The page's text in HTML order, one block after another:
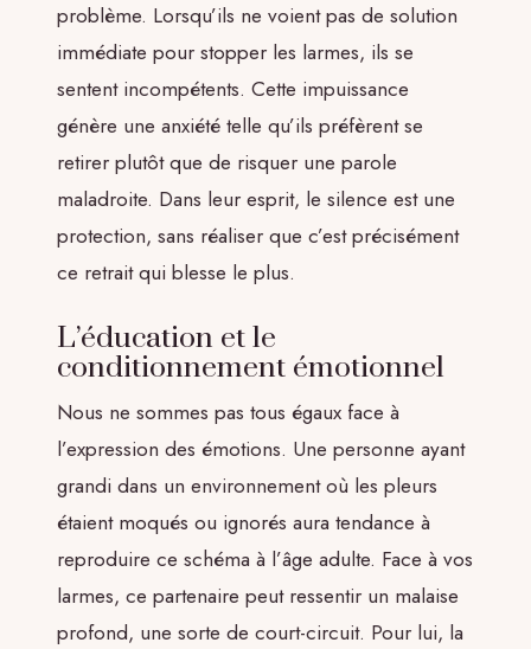
problème. Lorsqu’ils ne voient pas de solution
immédiate pour stopper les larmes, ils se
sentent incompétents. Cette impuissance
génère une anxiété telle qu’ils préfèrent se
retirer plutôt que de risquer une parole
maladroite. Dans leur esprit, le silence est une
protection, sans réaliser que c’est précisément
ce retrait qui blesse le plus.
L’éducation et le
conditionnement émotionnel
Nous ne sommes pas tous égaux face à
l’expression des émotions. Une personne ayant
grandi dans un environnement où les pleurs
étaient moqués ou ignorés aura tendance à
reproduire ce schéma à l’âge adulte. Face à vos
larmes, ce partenaire peut ressentir un malaise
profond, une sorte de court-circuit. Pour lui, la